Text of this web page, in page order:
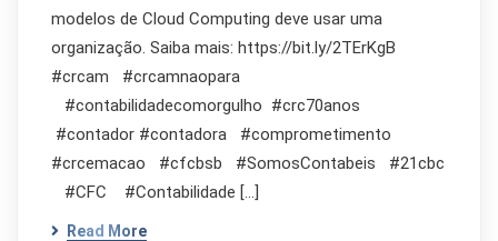
modelos de Cloud Computing deve usar uma
organização. Saiba mais: https://bit.ly/2TErKgB
#crcam #crcamnaopara
#contabilidadecomorgulho #crc70anos
#contador #contadora #comprometimento
#crcemacao #cfcbsb #SomosContabeis #21cbc
#CFC #Contabilidade […]
Read More